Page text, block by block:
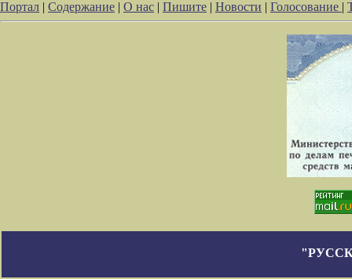
Портал | Содержание | О нас | Пишите | Новости | Голосование |